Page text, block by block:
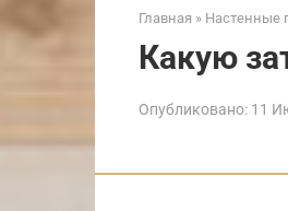
Главная » Настенные
Какую
Опубликовано: 11